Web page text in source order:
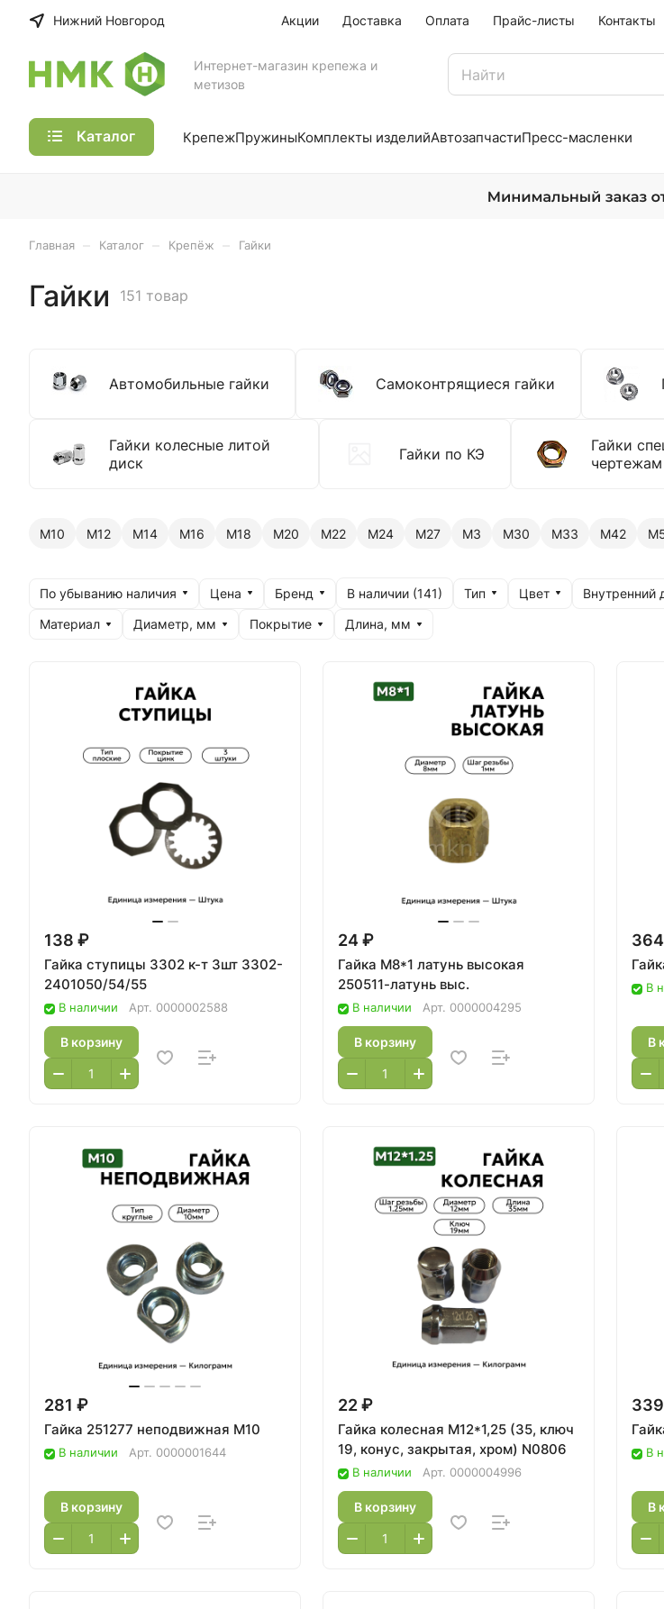
Нижний Новгород Акции Доставка Оплата Прайс-листы Контакты
Интернет-магазин крепежа и
метизов
Каталог КрепежПружиныКомплекты изделийАвтозапчастиПресс-масленки
Главная Каталог Крепёж Гайки
Гайки 151 товар
Автомобильные гайки Самоконтрящиеся гайки
Гайки колесные литой
диск
Гайки по КЭ
Гайки
чертежам
М10 М12 М14 М16 М18 М20 М22 М24 М27 М3 М30 М33 М42
По убыванию наличия Цена Бренд В наличии (141) Тип Цвет Внутренний
Материал Диаметр, мм Покрытие Длина, мм
138 ₽
Гайка ступицы 3302 к-т 3шт 3302-
2401050/54/55
В наличии Арт. 0000002588
В корзину
24 ₽
Гайка М8*1 латунь высокая
250511-латунь выс.
В наличии Арт. 0000004295
В корзину
В
В
281 ₽
Гайка 251277 неподвижная М10
В наличии Арт. 0000001644
В корзину
22 ₽
Гайка колесная М12*1,25 (35, ключ
19, конус, закрытая, хром) N0806
В наличии Арт. 0000004996
В корзину
В
В